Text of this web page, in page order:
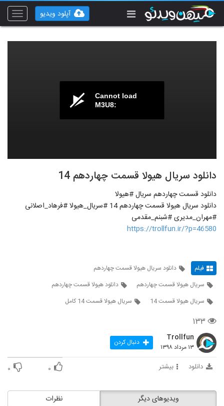
Toggle
آپلود ویدیو
Cannot load
M3U8:
دانلود سریال هیولا قسمت چهاردهم 14
دانلود قسمت چهاردهم سریال #هیولا
دانلود سریال هیولا قسمت چهاردهم 14 #سریال_هیولا #فرهاد_اصلانی
#مهران_مدیری #شبنم_مقدمی
https://trollfun.ir/?p=46580
فیلم
دانلود سریال هیولا قسمت چهاردهم
سریال هیولا قسمت چهاردهم
دانلود هیولا قسمت چهاردهم
سریال هیولا قسمت 14
سریال هیولا قسمت 14 کامل
۱۳۳
Trollfun
۱۳ مرداد ۱۳۹۸ دنبال کردن
دانلود بیشتر ۰ ۰
نظرات ویدیوهای دیگر